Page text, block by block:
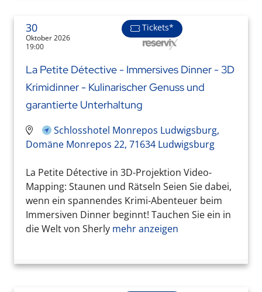
30
Oktober 2026
19:00
Tickets*
La Petite Détective - Immersives Dinner - 3D
Krimidinner - Kulinarischer Genuss und
garantierte Unterhaltung
Schlosshotel Monrepos Ludwigsburg,
Domäne Monrepos 22, 71634 Ludwigsburg
La Petite Détective in 3D-Projektion Video-
Mapping: Staunen und Rätseln Seien Sie dabei,
wenn ein spannendes Krimi-Abenteuer beim
Immersiven Dinner beginnt! Tauchen Sie ein in
die Welt von Sherly mehr anzeigen